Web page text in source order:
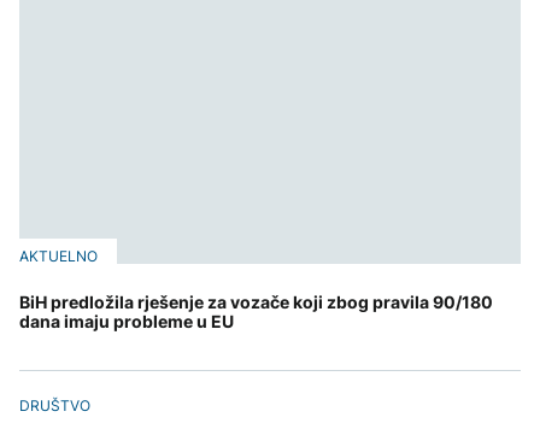
AKTUELNO
BiH predložila rješenje za vozače koji zbog pravila 90/180
dana imaju probleme u EU
DRUŠTVO